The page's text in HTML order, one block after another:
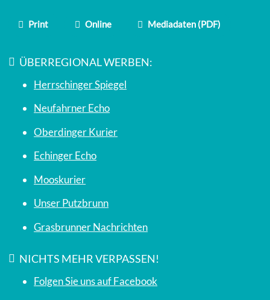
Print Online Mediadaten (PDF)
ÜBERREGIONAL WERBEN:
Herrschinger Spiegel
Neufahrner Echo
Oberdinger Kurier
Echinger Echo
Mooskurier
Unser Putzbrunn
Grasbrunner Nachrichten
NICHTS MEHR VERPASSEN!
Folgen Sie uns auf Facebook